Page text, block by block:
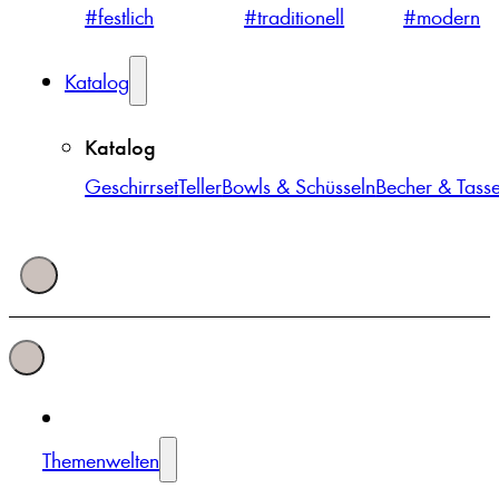
#festlich #traditionell #modern
Katalog
Katalog
GeschirrsetTellerBowls & SchüsselnBecher &
Themenwelten